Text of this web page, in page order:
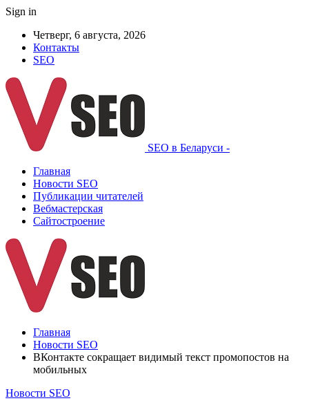
Sign in
Четверг, 6 августа, 2026
Контакты
SEO
SEO в Беларуси -
Главная
Новости SEO
Публикации читателей
Вебмастерская
Сайтостроение
Главная
Новости SEO
ВКонтакте сокращает видимый текст промопостов на
мобильных
Новости SEO